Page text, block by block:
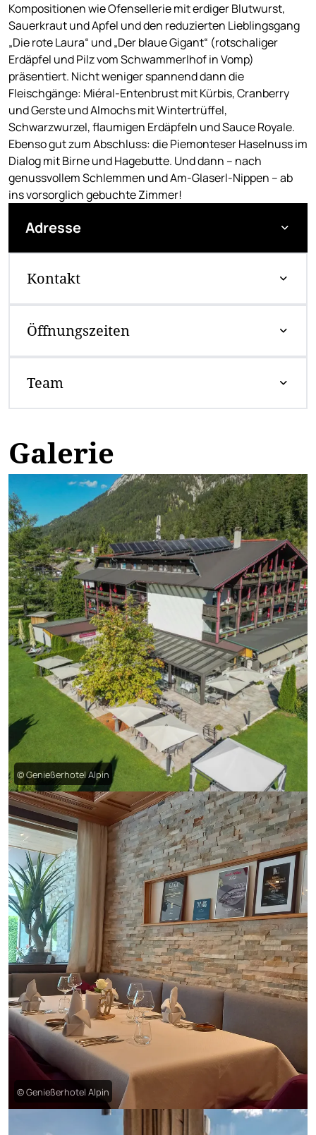
Kompositionen wie Ofensellerie mit erdiger Blutwurst,
Sauerkraut und Apfel und den reduzierten Lieblingsgang
„Die rote Laura“ und „Der blaue Gigant“ (rotschaliger
Erdäpfel und Pilz vom Schwammerlhof in Vomp)
präsentiert. Nicht weniger spannend dann die
Fleischgänge: Miéral-Entenbrust mit Kürbis, Cranberry
und Gerste und Almochs mit Wintertrüffel,
Schwarzwurzel, flaumigen Erdäpfeln und Sauce Royale.
Ebenso gut zum Abschluss: die Piemonteser Haselnuss im
Dialog mit Birne und Hagebutte. Und dann – nach
genussvollem Schlemmen und Am-Glaserl-Nippen – ab
ins vorsorglich gebuchte Zimmer!
Adresse
Kontakt
Öffnungszeiten
Team
Galerie
© Genießerhotel Alpin
© Genießerhotel Alpin